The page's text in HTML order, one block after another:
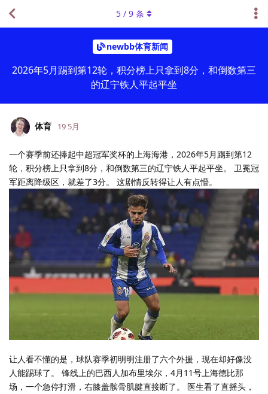
newbb体育新闻
2026年5月踢到第12轮，积分榜上只拿到8分，和倒数第三
的辽宁铁人平起平坐
5 / 9 条
体育 19 5月
一个赛季前还捧起中超冠军奖杯的上海海港，2026年5月踢到第12
轮，积分榜上只拿到8分，和倒数第三的辽宁铁人平起平坐。 卫冕冠
军距离降级区，就差了3分。 这剧情反转得让人有点懵。
让人看不懂的是，球队赛季初明明注册了六个外援，现在却好像没
人能踢球了。 锋线上的巴西人加布里埃尔，4月11号上海德比那
场，一个急停打滑，右膝盖髌骨肌腱直接断了。 医生看了直摇头，